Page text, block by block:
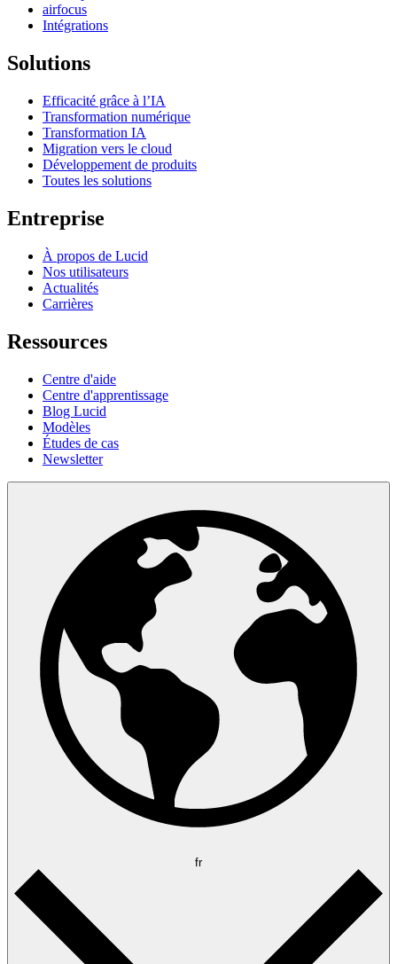
airfocus
Intégrations
Solutions
Efficacité grâce à l’IA
Transformation numérique
Transformation IA
Migration vers le cloud
Développement de produits
Toutes les solutions
Entreprise
À propos de Lucid
Nos utilisateurs
Actualités
Carrières
Ressources
Centre d'aide
Centre d'apprentissage
Blog Lucid
Modèles
Études de cas
Newsletter
fr